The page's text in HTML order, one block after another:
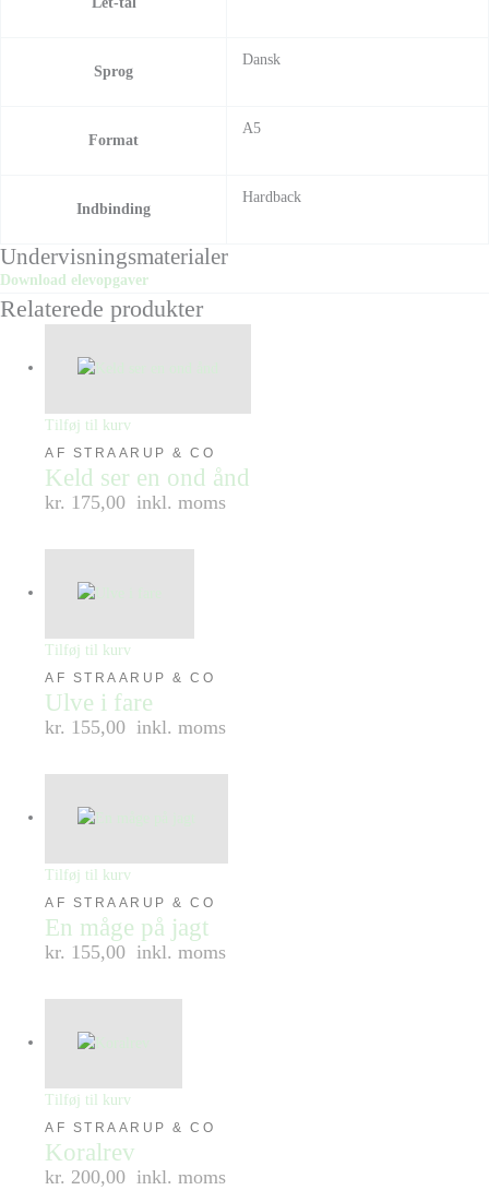
Sprog
Dansk
Format
A5
Indbinding
Hardback
Undervisningsmaterialer
Download elevopgaver
Relaterede produkter
Tilføj til kurv
AF STRAARUP & CO
Keld ser en ond ånd
kr. 175,00 inkl. moms
Tilføj til kurv
AF STRAARUP & CO
Ulve i fare
kr. 155,00 inkl. moms
Tilføj til kurv
AF STRAARUP & CO
En måge på jagt
kr. 155,00 inkl. moms
Tilføj til kurv
AF STRAARUP & CO
Koralrev
kr. 200,00 inkl. moms